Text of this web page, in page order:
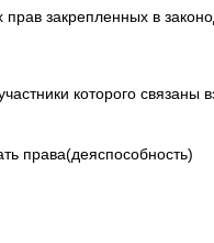
закрепленных в
которого
права(деяспособность)